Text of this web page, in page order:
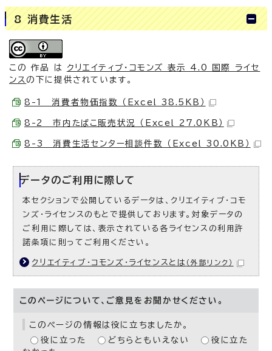
8 消費生活
この 作品 は クリエイティブ・コモンズ 表示 4.0 国際 ライセ
ンス の下に提供されています。
8-1 消費者物価指数 （Excel 38.5KB）
8-2 市内たばこ販売状況 （Excel 27.0KB）
8-3 消費生活センター相談件数 （Excel 30.0KB）
データのご利用に際して
本セクションで公開しているデータは、クリエイティブ・コモ
ンズ・ライセンスのもとで提供しております。対象データの
ご利用に際しては、表示されている各ライセンスの利用許
諾条項に則ってご利用ください。
クリエイティブ・コモンズ・ライセンスとは （外部リンク）
このページについて、ご意見をお聞かせください。
このページの情報は役に立ちましたか。
役に立った
どちらともいえない
役に立た